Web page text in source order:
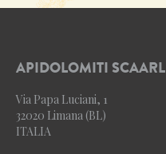
APIDOLOMITI SCAARL
Via Papa Luciani, 1
32020 Limana (BL)
ITALIA